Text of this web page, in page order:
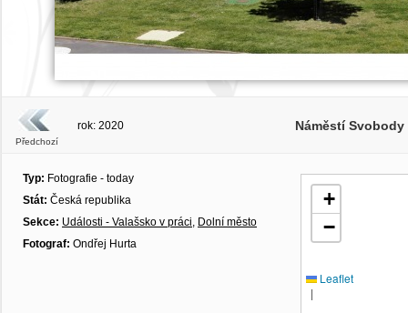
Předchozí
rok: 2020 Náměstí
Typ: Fotografie - today
Stát: Česká republika
Sekce: Události - Valašsko v práci, Dolní město
Fotograf: Ondřej Hurta
+
−
Leaflet
|